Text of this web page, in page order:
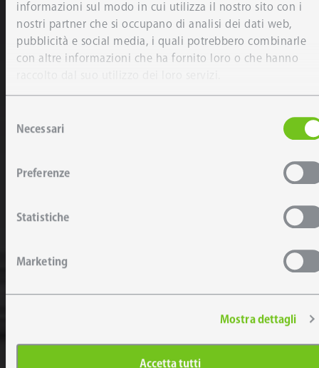
informazioni sul modo in cui utilizza il nostro sito con i
nostri partner che si occupano di analisi dei dati web,
pubblicità e social media, i quali potrebbero combinarle
con altre informazioni che ha fornito loro o che hanno
delNecessari
Preferenze
Statistiche
Marketing
Mostra dettagli
Accetta tutti